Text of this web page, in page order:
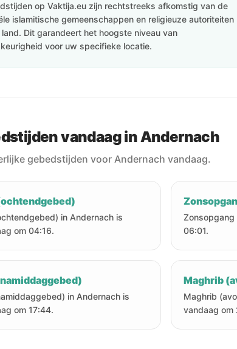
op Vaktija.eu zijn rechtstreeks afkomstig van de
islamitische gemeenschappen en religieuze autoriteiten
land. Dit garandeert het hoogste niveau van
voor uw specifieke locatie.
vandaag in Andernach
gebedstijden voor Andernach vandaag.
in Andernach is
om 04:16.
Zonsopgang
06:01.
in Andernach is
om 17:44.
Maghrib
Maghrib
vandaag om